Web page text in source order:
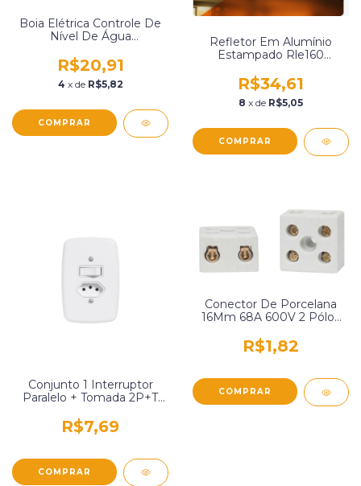
Boia Elétrica Controle De
Nível De Água
De 1,20Mts Coplasa
201010420
R$20,91
4 x de R$5,82
Refletor Em Alumínio
Estampado Rle160
R$34,61
8 x de R$5,05
Conjunto 1 Interruptor
Paralelo + Tomada 2P+T
Pluzie 3217
R$7,69
Conector De Porcelana
16Mm 68A 600V 2 Pólos
R$1,82